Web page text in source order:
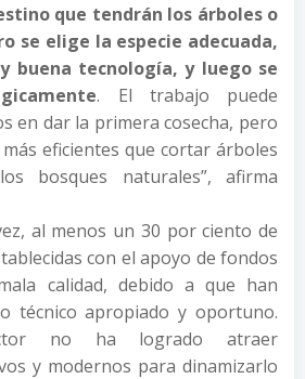
que tendrán los árboles o
se elige la especie adecuada,
buena tecnología, y luego se
. El trabajo puede
en dar la primera cosecha, pero
eficientes que cortar árboles
bosques naturales”, afirma
al menos un 30 por ciento de
con el apoyo de fondos
calidad, debido a que han
técnico apropiado y oportuno.
no ha logrado atraer
y modernos para dinamizarlo